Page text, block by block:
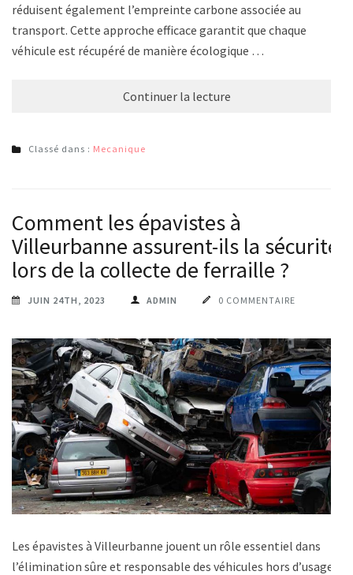
réduisent également l’empreinte carbone associée au
transport. Cette approche efficace garantit que chaque
véhicule est récupéré de manière écologique …
Continuer la lecture
Classé dans : Mecanique
Comment les épavistes à
Villeurbanne assurent-ils la sécurité
lors de la collecte de ferraille ?
JUIN 24TH, 2023 ADMIN 0 COMMENTAIRE
Les épavistes à Villeurbanne jouent un rôle essentiel dans
l’élimination sûre et responsable des véhicules hors d’usage.